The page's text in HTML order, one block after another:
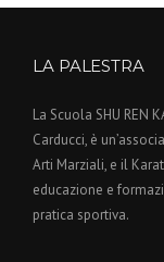
LA PALESTRA
La Scuola SHU REN
Carducci, è
Arti Marziali, e il
educazione e
pratica sportiva.